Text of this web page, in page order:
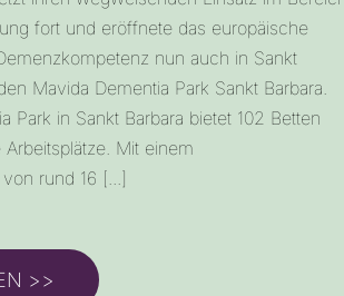
fort und eröffnete das europäische
nun auch in Sankt
Mavida Dementia Park Sankt Barbara.
Park in Sankt Barbara bietet 102 Betten
Mit einem
rund 16 [...]
>>